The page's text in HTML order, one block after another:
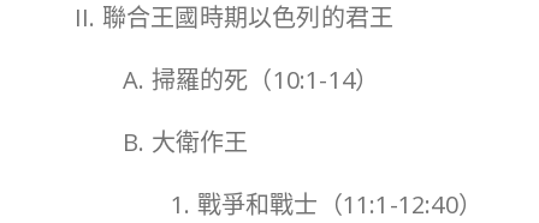
II. 聯合王國時期以色列的君王
A. 掃羅的死（10:1-14）
B. 大衛作王
1. 戰爭和戰士（11:1-12:40）